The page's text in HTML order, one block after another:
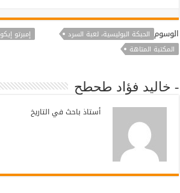
الوسوم الحبكة البوليسية، لعبة السرد إمبرتو إيكو
المكتبة المتاهة
- خاليد فؤاد طحطح
أستاذ باحث في التاريخ